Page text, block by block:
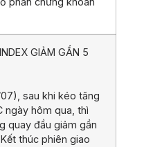
GIẢM GẦN 5
sau khi kéo tăng
ngày hôm qua, thì
quay đầu giảm gần
thúc phiên giao